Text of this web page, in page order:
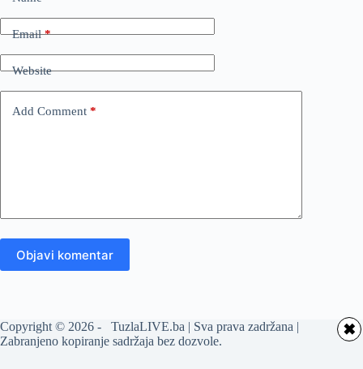
Email*
Website
Add Comment *
Objavi komentar
Copyright © 2026 - TuzlaLIVE.ba | Sva prava zadržana |
Zabranjeno kopiranje sadržaja bez dozvole.
✖